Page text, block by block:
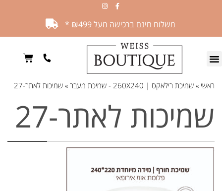
משלוח חינם ברכישה מעל ₪499 *
ראשי » שמיכת רילאקס | 260X240 - שמיכת מעבר » שמיכות לאתר-27
שמיכות לאתר-27